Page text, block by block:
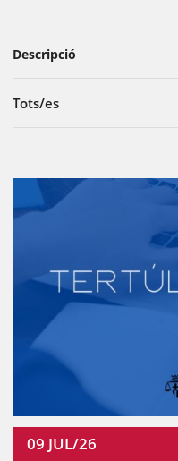
Descripció
Tots/es
09 JUL/26